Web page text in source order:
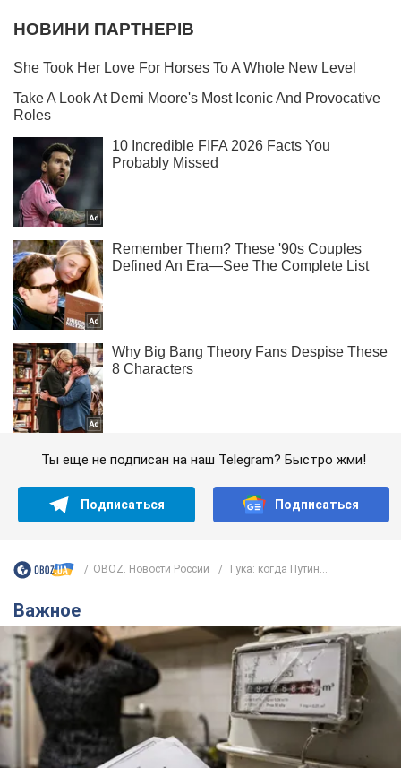
Ты еще не подписан на наш Telegram? Быстро жми!
Подписаться Подписаться
OBOZ. Новости России Тука: когда Путин...
Важное